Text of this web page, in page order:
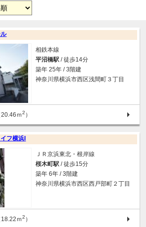
相鉄本線
平沼橋駅 / 徒歩14分
築年 25年 / 3階建
神奈川県横浜市西区浅間町３丁目
ｍ2 ）
フ横浜I
ＪＲ京浜東北・根岸線
桜木町駅 / 徒歩15分
築年 6年 / 3階建
神奈川県横浜市西区西戸部町２丁目
ｍ2 ）